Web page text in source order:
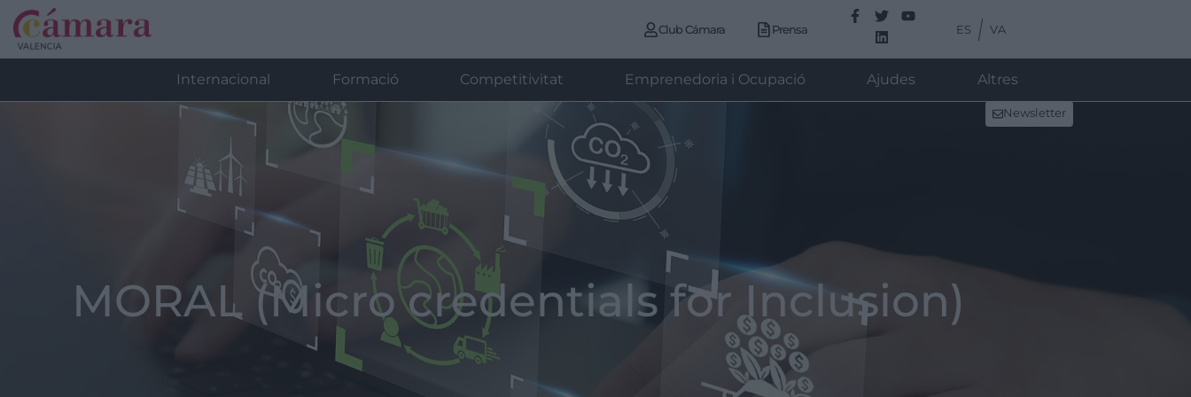
Club Cámara Prensa ES VA
Internacional Formació Competitivitat Emprenedoria i Ocupació Ajudes Altres
Newsletter
MORAL (Micro credentials for Inclusion)